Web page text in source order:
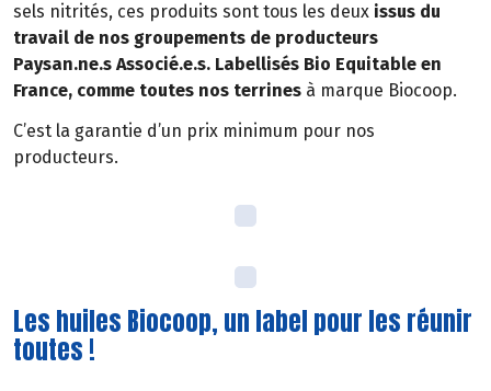
sels nitrités, ces produits sont tous les deux issus du
travail de nos groupements de producteurs
Paysan.ne.s Associé.e.s. Labellisés Bio Equitable en
France, comme toutes nos terrines à marque Biocoop.
C’est la garantie d’un prix minimum pour nos
producteurs.
Les huiles Biocoop, un label pour les réunir
toutes !